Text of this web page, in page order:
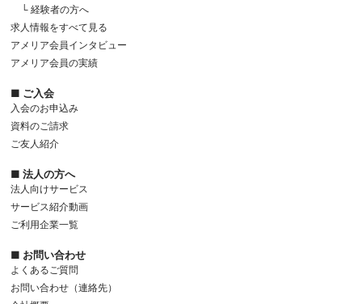
└ 経験者の方へ
求人情報をすべて見る
アメリア会員インタビュー
アメリア会員の実績
■ ご入会
入会のお申込み
資料のご請求
ご友人紹介
■ 法人の方へ
法人向けサービス
サービス紹介動画
ご利用企業一覧
■ お問い合わせ
よくあるご質問
お問い合わせ（連絡先）